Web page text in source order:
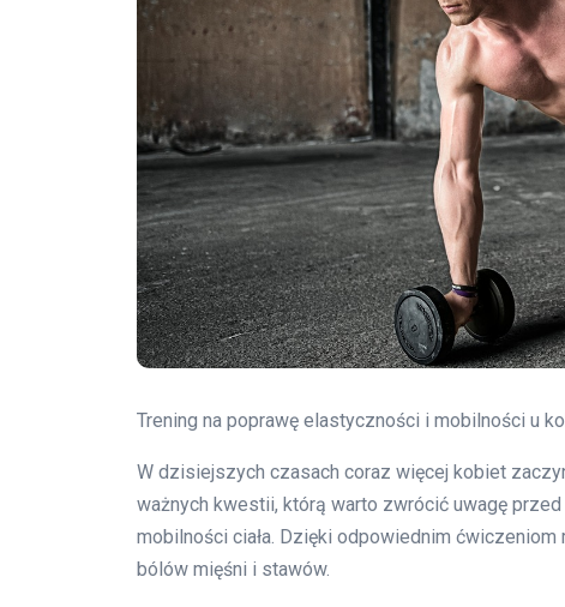
Trening na poprawę elastyczności i mobilności u
W dzisiejszych czasach coraz więcej kobiet
ważnych kwestii, którą warto zwrócić uwagę
mobilności ciała. Dzięki odpowiednim
bólów mięśni i stawów.